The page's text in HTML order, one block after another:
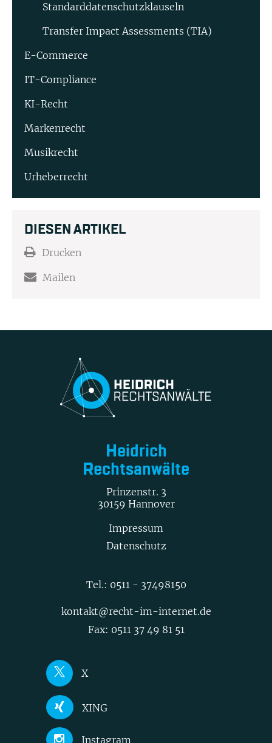
Standard­datenschutz­klauseln
Transfer Impact Assessments (TIA)
E-Commerce
IT-Compliance
KI-Recht
Markenrecht
Musikrecht
Urheberrecht
DIESEN ARTIKEL
Drucken
Mailen
Heidrich
Rechtsanwälte
Prinzenstr. 3
30159 Hannover
Impressum
Datenschutz
Tel.: 0511 - 37498150
kontakt@recht-im-internet.de
Fax: 0511 37 49 81 51
X
Joerg Heidrich
Nick Akinci
XING
Joerg Heidrich
Instagram